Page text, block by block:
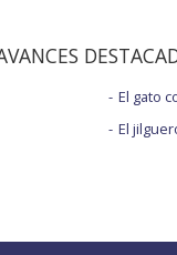
El gato
El